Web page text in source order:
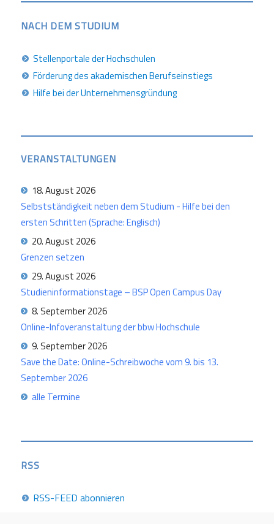
NACH DEM STUDIUM
Stellenportale der Hochschulen
Förderung des akademischen Berufseinstiegs
Hilfe bei der Unternehmensgründung
VERANSTALTUNGEN
18. August 2026
Selbstständigkeit neben dem Studium - Hilfe bei den
ersten Schritten (Sprache: Englisch)
20. August 2026
Grenzen setzen
29. August 2026
Studieninformationstage – BSP Open Campus Day
8. September 2026
Online-Infoveranstaltung der bbw Hochschule
9. September 2026
Save the Date: Online-Schreibwoche vom 9. bis 13.
September 2026
alle Termine
RSS
RSS-FEED abonnieren